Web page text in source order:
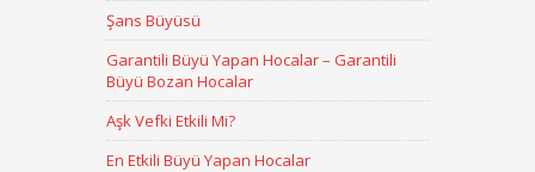
Şans Büyüsü
Garantili Büyü Yapan Hocalar – Garantili
Büyü Bozan Hocalar
Aşk Vefki Etkili Mi?
En Etkili Büyü Yapan Hocalar